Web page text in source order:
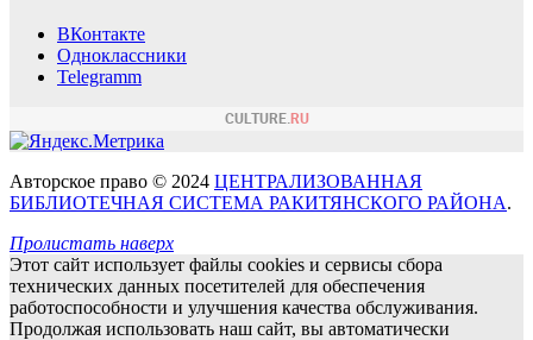
ВКонтакте
Одноклассники
Telegramm
Авторское право © 2024 ЦЕНТРАЛИЗОВАННАЯ
БИБЛИОТЕЧНАЯ СИСТЕМА РАКИТЯНСКОГО РАЙОНА.
Пролистать наверх
Этот сайт использует файлы cookies и сервисы сбора
технических данных посетителей для обеспечения
работоспособности и улучшения качества обслуживания.
Продолжая использовать наш сайт, вы автоматически